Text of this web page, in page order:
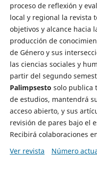
proceso de reflexión y
local y regional la revista
objetivos y alcance hacia
producción de
de Género y sus
las ciencias sociales y
partir del segundo
Palimpsesto solo publica
de estudios, mantendrá
acceso abierto, y sus
revisión de pares bajo el
Recibirá colaboraciones
Ver revista
Número